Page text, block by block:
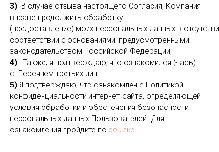
3) В случае отзыва настоящего Согласия, Компания
вправе продолжить обработку
(предоставление) моих персональных данных в
соответствии с основаниями, предусмотренными
законодательством Российской Федерации;
4) Также, я подтверждаю, что ознакомился (- ась)
с Перечнем третьих лиц.
5) Я подтверждаю, что ознакомлен с Политикой
конфиденциальности интернет-сайта, определяющей
условия обработки и обеспечения безопасности
персональных данных Пользователей. Для
ознакомления пройдите по ссылке